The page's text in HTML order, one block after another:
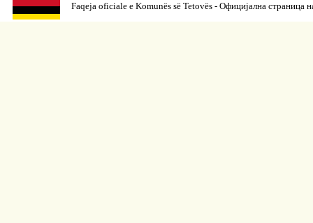
Faqeja oficiale e Komunës së Tetovës - Официјална